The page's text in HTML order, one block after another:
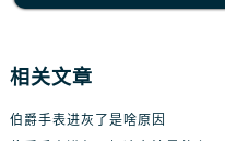
相关文章
伯爵手表进灰了是啥原因